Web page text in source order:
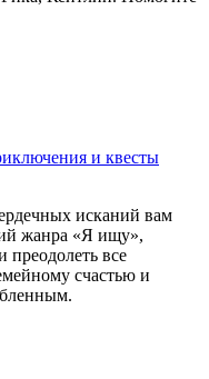
и квесты
исканий вам
жанра «Я ищу»,
преодолеть все
счастью и